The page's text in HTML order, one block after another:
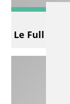
Le Full Art